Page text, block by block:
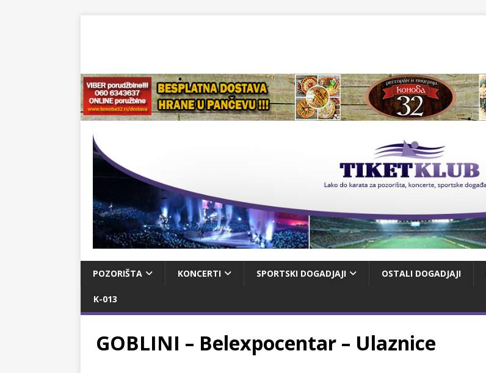
POZORIŠTA KONCERTI SPORTSKI DOGADJAJI OSTALI DOGADJAJI
K-013
GOBLINI – Belexpocentar – Ulaznice